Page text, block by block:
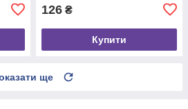
126 ₴
Купити
ще